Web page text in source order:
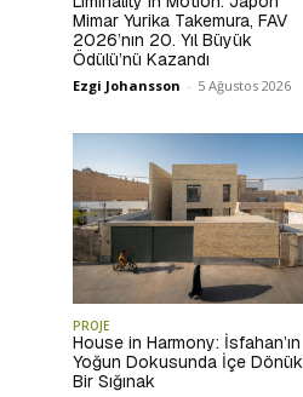
Mimar Yurika Takemura, FAV
2026’nın 20. Yıl Büyük
Ödülü’nü Kazandı
Ezgi Johansson - 5 Ağustos 2026
PROJE
House in Harmony: İsfahan’ın
Yoğun Dokusunda İçe Dönük
Bir Sığınak